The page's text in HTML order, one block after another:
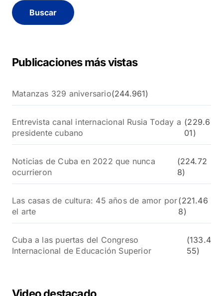
c
a
Publicaciones más vistas
Matanzas 329 aniversario(244.961)
Entrevista canal internacional Rusia Today a
presidente cubano
(229.6
01)
Noticias de Cuba en 2022 que nunca
ocurrieron
(224.72
8)
Las casas de cultura: 45 años de amor por
el arte
(221.46
8)
Cuba a las puertas del Congreso
Internacional de Educación Superior
(133.4
55)